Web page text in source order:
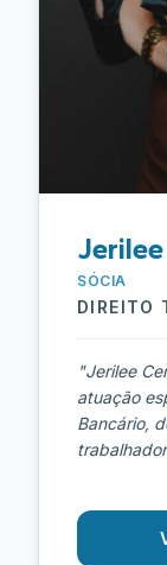
técnica,
seguras e
SÓCIA
DIREITO
"Jerilee
atuação
Bancário,